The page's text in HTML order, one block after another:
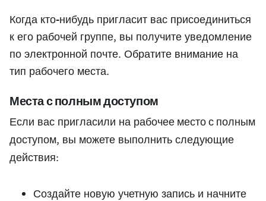
Когда кто-нибудь пригласит вас присоединиться
к его рабочей группе, вы получите уведомление
по электронной почте. Обратите внимание на
тип рабочего места.
Места с полным доступом
Если вас пригласили на рабочее место с полным
доступом, вы можете выполнить следующие
действия:
Создайте новую учетную запись и начните